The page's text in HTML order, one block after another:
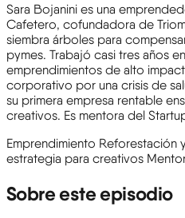
Sara Bojanini es una
Cafetero, cofundadora de
siembra árboles para
pymes. Trabajó casi tres años
emprendimientos de alto
corporativo por una crisis de
su primera empresa rentable
creativos. Es mentora del
Emprendimiento Reforestación
estrategia para creativos
Sobre este episodio